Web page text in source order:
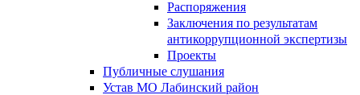
Распоряжения
Заключения по результатам
антикоррупционной экспертизы
Проекты
Публичные слушания
Устав МО Лабинский район